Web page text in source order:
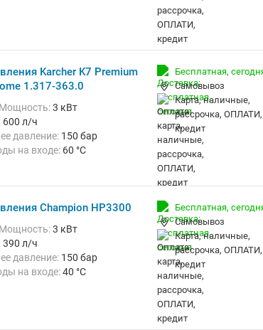
Karcher K7 Premium
1.317-363.0
Мощность:3 кВт
600 л/ч
давление: 150 бар
на входе: 60 °C
Бесплатная,
Самовывоз
карта, наличные,
рассрочка, ОПЛАТИ,
кредит
Champion HP3300
Мощность:3 кВт
390 л/ч
давление: 150 бар
на входе:40 °C
Бесплатная,
Самовывоз
карта, наличные,
рассрочка, ОПЛАТИ,
кредит